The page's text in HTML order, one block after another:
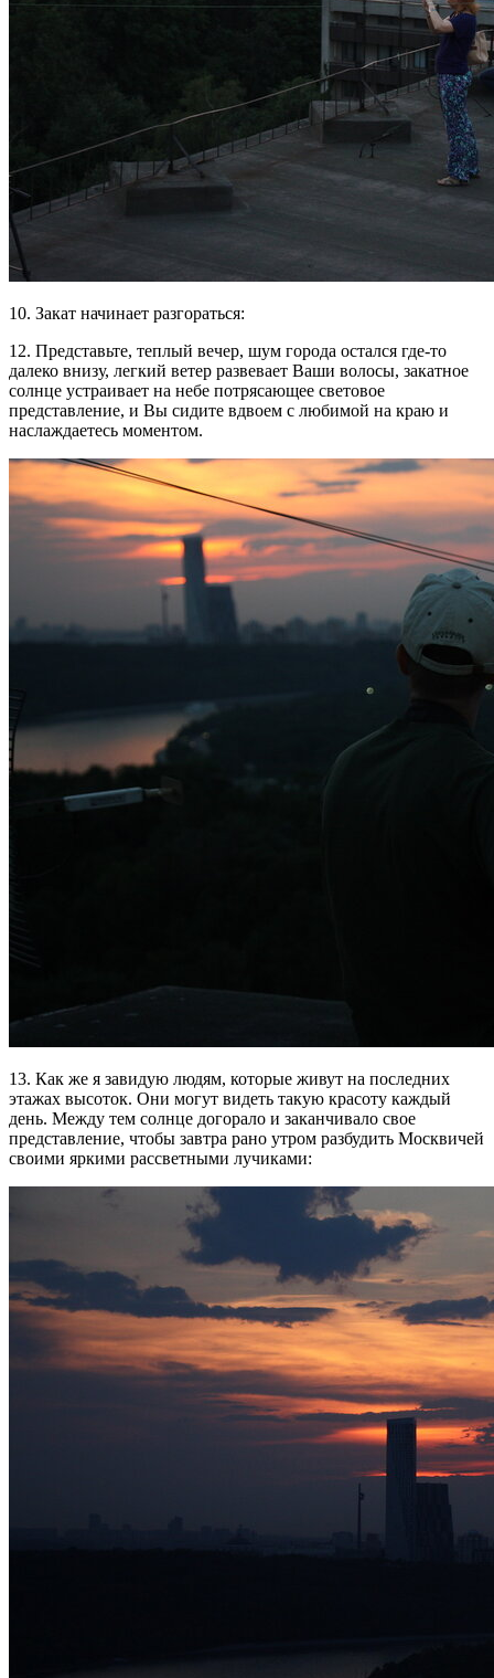
10. Закат начинает разгораться:
12. Представьте, теплый вечер, шум города остался где-то
далеко внизу, легкий ветер развевает Ваши волосы, закатное
солнце устраивает на небе потрясающее световое
представление, и Вы сидите вдвоем с любимой на краю и
наслаждаетесь моментом.
13. Как же я завидую людям, которые живут на последних
этажах высоток. Они могут видеть такую красоту каждый
день. Между тем солнце догорало и заканчивало свое
представление, чтобы завтра рано утром разбудить Москвичей
своими яркими рассветными лучиками: